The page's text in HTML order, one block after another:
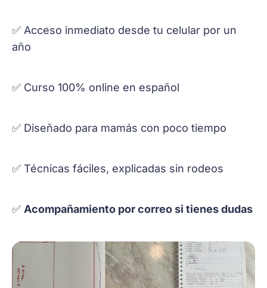
✅ Acceso inmediato desde tu celular por un
año
✅ Curso 100% online en español
✅ Diseñado para mamás con poco tiempo
✅ Técnicas fáciles, explicadas sin rodeos
✅ Acompañamiento por correo si tienes dudas